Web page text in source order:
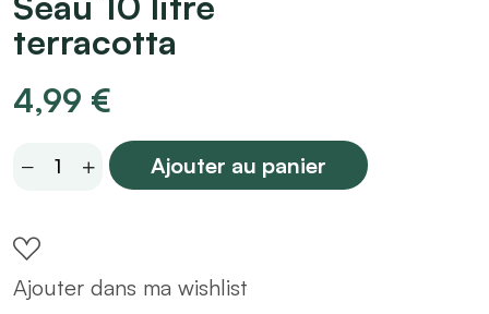
terracotta
4,99 €
Seau
terracotta
quantity
Ajouter au panier
Ajouter dans ma wishlist